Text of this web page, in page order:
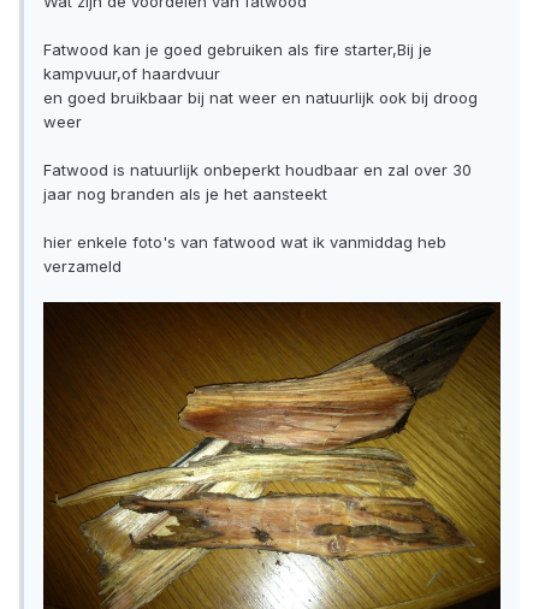
Fatwood kan je goed gebruiken als fire starter,Bij je
kampvuur,of haardvuur
en goed bruikbaar bij nat weer en natuurlijk ook bij droog
weer
Fatwood is natuurlijk onbeperkt houdbaar en zal over 30
jaar nog branden als je het aansteekt
hier enkele foto's van fatwood wat ik vanmiddag heb
verzameld